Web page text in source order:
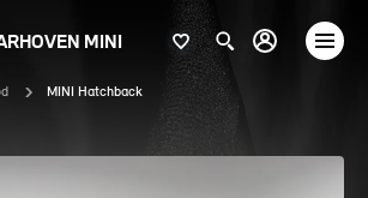
MINI
MINI Hatchback